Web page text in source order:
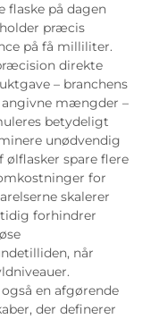
flaske på dagen
præcis
på få milliliter.
direkte
– branchens
mængder –
betydeligt
unødvendig
spare flere
for
skalerer
forhindrer
når
en afgørende
der definerer